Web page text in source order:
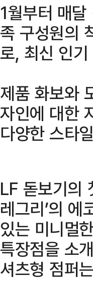
1월부터 매
족 구성원의
로, 최신 인
제품 화보와
자인에 대한
다양한 스타
LF 돋보기의
레그리’의
있는 미니멀
특장점을 소
셔츠형 점퍼